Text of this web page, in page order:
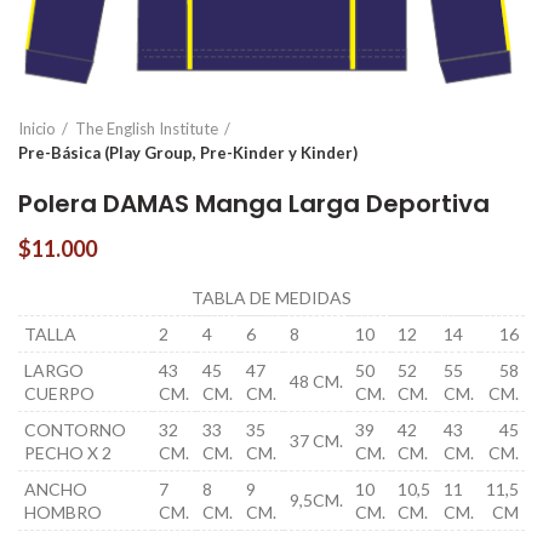
Inicio
The English Institute
Pre-Básica (Play Group, Pre-Kinder y Kinder)
Polera DAMAS Manga Larga Deportiva
$11.000
TABLA DE MEDIDAS
TALLA
2 4 6 8 10 12 14
16
LARGO
CUERPO
43
CM.
45
CM.
47
CM.
48 CM.
50
CM.
52
CM.
55
CM.
58
CM.
CONTORNO
PECHO X 2
32
CM.
33
CM.
35
CM.
37 CM.
39
CM.
42
CM.
43
CM.
45
CM.
ANCHO
HOMBRO
7
CM.
8
CM.
9
CM.
9,5CM.
10
CM.
10,5
CM.
11
CM.
11,5
CM